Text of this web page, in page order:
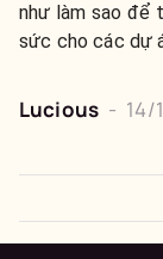
như làm sao để
sức cho các dự
Lucious - 14/